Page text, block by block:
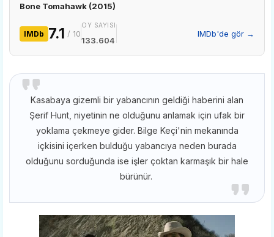
Bone Tomahawk (2015)
IMDb 7.1 / 10
OY SAYISI
133.604
IMDb'de gör →
Kasabaya gizemli bir yabancının geldiği haberini alan
Şerif Hunt, niyetinin ne olduğunu anlamak için ufak bir
yoklama çekmeye gider. Bilge Keçi'nin mekanında
içkisini içerken bulduğu yabancıya neden burada
olduğunu sorduğunda ise işler çoktan karmaşık bir hale
bürünür.